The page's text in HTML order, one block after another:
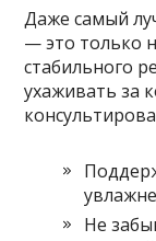
Даже самый
— это только
стабильного
ухаживать за
Не